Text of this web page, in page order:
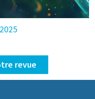
revue